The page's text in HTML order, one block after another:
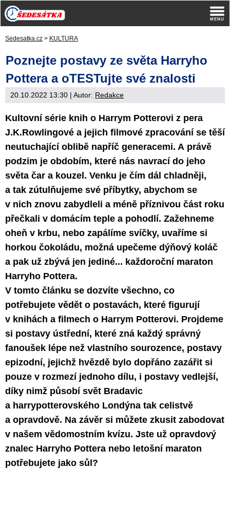
Sedesatka.cz > KULTURA
Poznejte postavy ze světa Harryho
Pottera a oTESTujte své znalosti
20.10.2022 13:30 | Autor: Redakce
Kultovní série knih o Harrym Potterovi z pera
J.K.Rowlingové a jejich filmové zpracování se těší
neutuchající oblibě napříč generacemi. A právě
podzim je obdobím, které nás navrací do jeho
světa čar a kouzel. Venku je čím dál chladněji,
a tak zútulňujeme své příbytky, abychom se
v nich znovu zabydleli a méně příznivou část roku
přečkali v domácím teple a pohodlí. Zažehneme
oheň v krbu, nebo zapálíme svíčky, uvaříme si
horkou čokoládu, možná upečeme dýňový koláč
a pak už zbývá jen jediné... každoroční maraton
Harryho Pottera.
V tomto článku se dozvíte všechno, co
potřebujete vědět o postavách, které figurují
v knihách a filmech o Harrym Potterovi. Projdeme
si postavy ústřední, které zná každý správný
fanoušek lépe než vlastního sourozence, postavy
epizodní, jejichž hvězdě bylo dopřáno zazářit si
pouze v rozmezí jednoho dílu, i postavy vedlejší,
díky nimž působí svět Bradavic
a harrypotterovského Londýna tak celistvě
a opravdově. Na závěr si můžete zkusit zabodovat
v našem vědomostním kvízu. Jste už opravdový
znalec Harryho Pottera nebo letošní maraton
potřebujete jako sůl?